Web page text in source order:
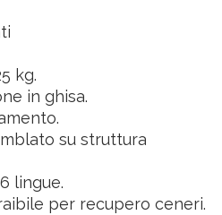
kg.
in ghisa.
su struttura
lingue.
per recupero ceneri.